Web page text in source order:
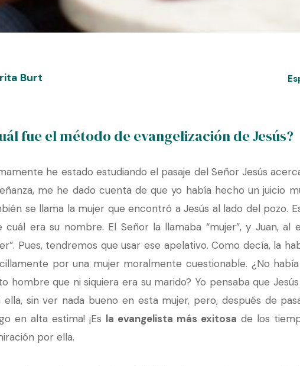
Burt
fue el método de evangelización de Jesús?
he estado estudiando el pasaje del Señor Jesús
me he dado cuenta de que yo había hecho un juicio
se llama la mujer que encontró a Jesús al lado del pozo.
cuál era su nombre. El Señor la llamaba “mujer”, y Juan,
Pues, tendremos que usar ese apelativo. Como decía, la
por una mujer moralmente cuestionable. ¿No
hombre que ni siquiera era su marido? Yo pensaba que
ella, sin ver nada bueno en esta mujer, pero, después de
en alta estima! ¡Es la evangelista más exitosa de los
por ella.